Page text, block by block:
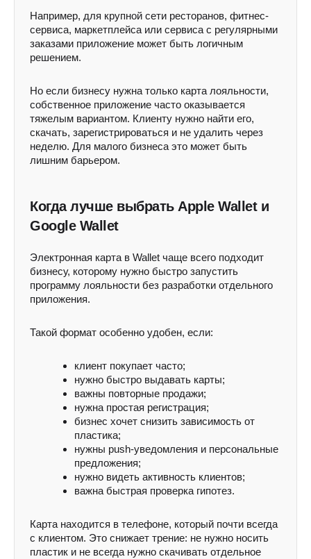
Например, для крупной сети ресторанов, фитнес-
сервиса, маркетплейса или сервиса с регулярными
заказами приложение может быть логичным
решением.
Но если бизнесу нужна только карта лояльности,
собственное приложение часто оказывается
тяжелым вариантом. Клиенту нужно найти его,
скачать, зарегистрироваться и не удалить через
неделю. Для малого бизнеса это может быть
лишним барьером.
Когда лучше выбрать Apple Wallet и
Google Wallet
Электронная карта в Wallet чаще всего подходит
бизнесу, которому нужно быстро запустить
программу лояльности без разработки отдельного
приложения.
Такой формат особенно удобен, если:
клиент покупает часто;
нужно быстро выдавать карты;
важны повторные продажи;
нужна простая регистрация;
бизнес хочет снизить зависимость от
пластика;
нужны push-уведомления и персональные
предложения;
нужно видеть активность клиентов;
важна быстрая проверка гипотез.
Карта находится в телефоне, который почти всегда
с клиентом. Это снижает трение: не нужно носить
пластик и не всегда нужно скачивать отдельное